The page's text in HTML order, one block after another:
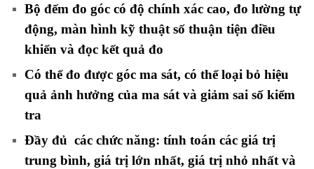
Bộ đếm đo góc có độ chính xác cao, đo lường tự
động, màn hình kỹ thuật số thuận tiện điều
khiển và đọc kết quả đo
Có thể đo được góc ma sát, có thể loại bỏ hiệu
quả ảnh hưởng của ma sát và giảm sai số kiểm
tra
Đầy đủ các chức năng: tính toán các giá trị
trung bình, giá trị lớn nhất, giá trị nhỏ nhất và